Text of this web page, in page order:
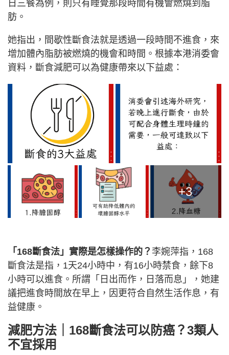
日三餐為例，則只有睡覺那段時間有機會燃燒到脂
肪。
她指出，間歇性斷食法就是透過一段時間不進食，來
增加體內脂肪被燃燒的機會和時間。 根據本港消委會
資料，斷食減肥可以為健康帶來以下益處：
+3
「168斷食法」實際是怎樣操作的？ 李婉萍指，168
斷食法是指，1天24小時中，有16小時禁食，餘下8
小時可以進食。所謂「日出而作，日落而息」，她建
議把進食時間放在早上，因更符合自然生活作息，有
益健康。
減肥方法｜168斷食法可以防癌？3類人
不宜採用